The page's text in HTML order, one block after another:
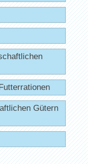
Gütern